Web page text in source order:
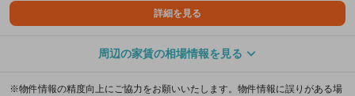
詳細を見る
周辺の家賃の相場情報を見る
※物件情報の精度向上にご協力をお願いいたします。物件情報に誤りがある場